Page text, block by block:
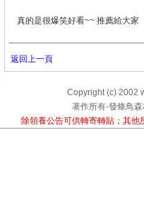
真的是很爆笑好看~~ 推薦給大家
返回上一頁
Copyright (c) 2002
著作所有-發條鳥
除領養公告可供轉寄轉貼；其